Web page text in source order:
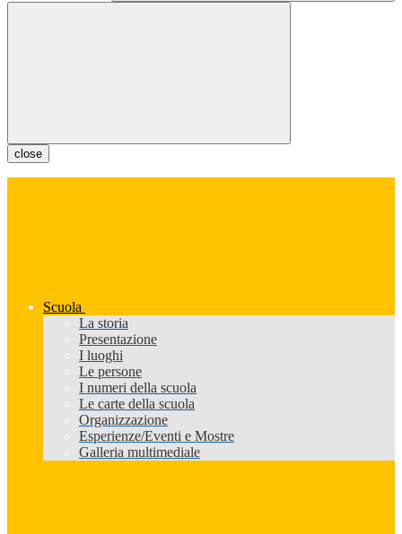
close
Scuola
La storia
Presentazione
I luoghi
Le persone
I numeri della scuola
Le carte della scuola
Organizzazione
Esperienze/Eventi e Mostre
Galleria multimediale